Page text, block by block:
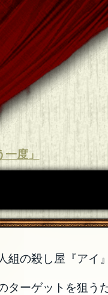
度」
組の殺し屋『アイ
ターゲットを狙う